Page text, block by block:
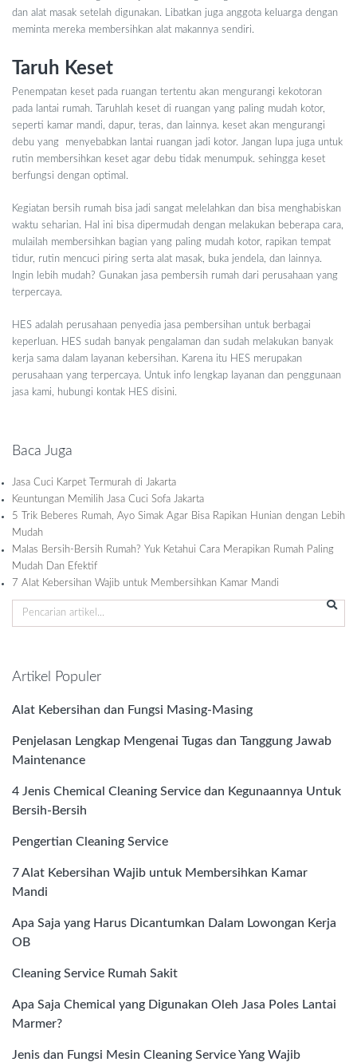
dan alat masak setelah digunakan. Libatkan juga anggota keluarga dengan
meminta mereka membersihkan alat makannya sendiri.
Taruh Keset
Penempatan keset pada ruangan tertentu akan mengurangi kekotoran
pada lantai rumah. Taruhlah keset di ruangan yang paling mudah kotor,
seperti kamar mandi, dapur, teras, dan lainnya. keset akan mengurangi
debu yang menyebabkan lantai ruangan jadi kotor. Jangan lupa juga untuk
rutin membersihkan keset agar debu tidak menumpuk. sehingga keset
berfungsi dengan optimal.
Kegiatan bersih rumah bisa jadi sangat melelahkan dan bisa menghabiskan
waktu seharian. Hal ini bisa dipermudah dengan melakukan beberapa cara,
mulailah membersihkan bagian yang paling mudah kotor, rapikan tempat
tidur, rutin mencuci piring serta alat masak, buka jendela, dan lainnya.
Ingin lebih mudah? Gunakan jasa pembersih rumah dari perusahaan yang
terpercaya.
HES adalah perusahaan penyedia jasa pembersihan untuk berbagai
keperluan. HES sudah banyak pengalaman dan sudah melakukan banyak
kerja sama dalam layanan kebersihan. Karena itu HES merupakan
perusahaan yang terpercaya. Untuk info lengkap layanan dan penggunaan
jasa kami, hubungi kontak HES disini.
Baca Juga
Jasa Cuci Karpet Termurah di Jakarta
Keuntungan Memilih Jasa Cuci Sofa Jakarta
5 Trik Beberes Rumah, Ayo Simak Agar Bisa Rapikan Hunian dengan Lebih
Mudah
Malas Bersih-Bersih Rumah? Yuk Ketahui Cara Merapikan Rumah Paling
Mudah Dan Efektif
7 Alat Kebersihan Wajib untuk Membersihkan Kamar Mandi
Artikel Populer
Alat Kebersihan dan Fungsi Masing-Masing
Penjelasan Lengkap Mengenai Tugas dan Tanggung Jawab
Maintenance
4 Jenis Chemical Cleaning Service dan Kegunaannya Untuk
Bersih-Bersih
Pengertian Cleaning Service
7 Alat Kebersihan Wajib untuk Membersihkan Kamar
Mandi
Apa Saja yang Harus Dicantumkan Dalam Lowongan Kerja
OB
Cleaning Service Rumah Sakit
Apa Saja Chemical yang Digunakan Oleh Jasa Poles Lantai
Marmer?
Jenis dan Fungsi Mesin Cleaning Service Yang Wajib